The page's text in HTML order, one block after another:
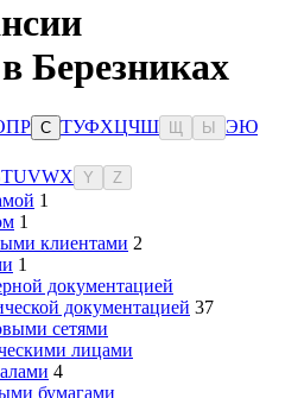
Березниках
ПР С ТУФХЦЧШ Ы ЭЮ
TUVWX Y Z
1
1
клиентами 2
1
документацией
документацией 37
сетями
лицами
4
бумагами